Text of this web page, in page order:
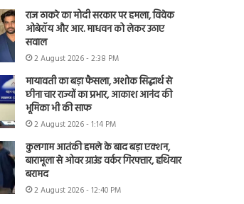
राज ठाकरे का मोदी सरकार पर हमला, विवेक
ओबेरॉय और आर. माधवन को लेकर उठाए
सवाल
2 August 2026 - 2:38 PM
मायावती का बड़ा फैसला, अशोक सिद्धार्थ से
छीना चार राज्यों का प्रभार, आकाश आनंद की
भूमिका भी की साफ
2 August 2026 - 1:14 PM
कुलगाम आतंकी हमले के बाद बड़ा एक्शन,
बारामूला से ओवर ग्राउंड वर्कर गिरफ्तार, हथियार
बरामद
2 August 2026 - 12:40 PM